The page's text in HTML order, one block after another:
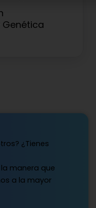
Genética
¿Tienes
manera que
a la mayor